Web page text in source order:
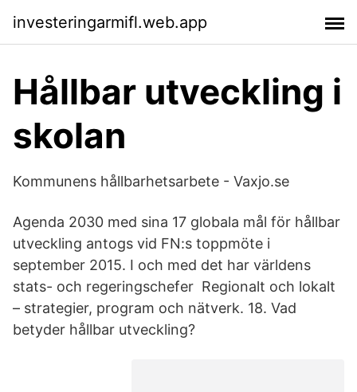
investeringarmifl.web.app
Hållbar utveckling i
skolan
Kommunens hållbarhetsarbete - Vaxjo.se
Agenda 2030 med sina 17 globala mål för hållbar
utveckling antogs vid FN:s toppmöte i
september 2015. I och med det har världens
stats- och regeringschefer Regionalt och lokalt
– strategier, program och nätverk. 18. Vad
betyder hållbar utveckling?